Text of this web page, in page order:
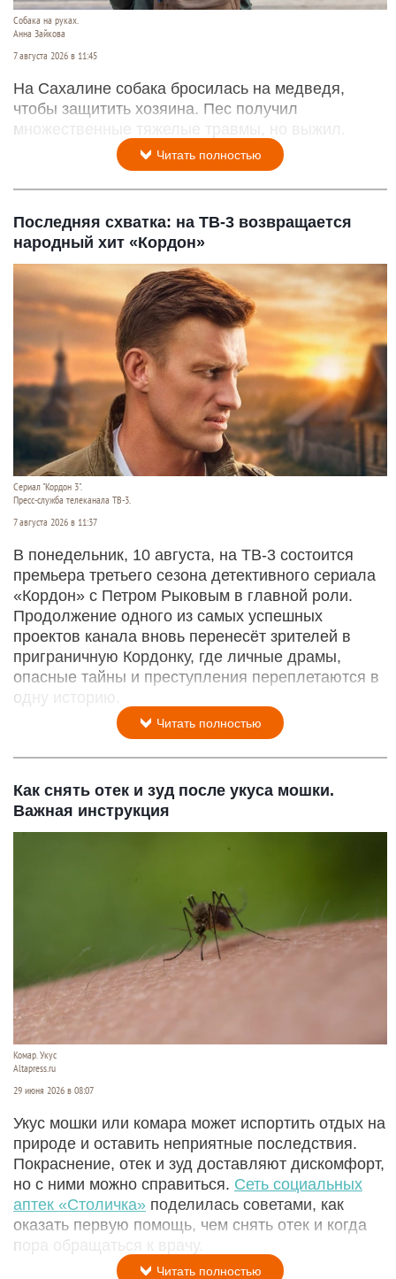
Собака на руках.
Анна Зайкова
7 августа 2026 в 11:45
На Сахалине собака бросилась на медведя,
чтобы защитить хозяина. Пес получил
множественные тяжелые травмы, но выжил.
Читать полностью
Последняя схватка: на ТВ-3 возвращается
народный хит «Кордон»
Сериал "Кордон 3".
Пресс-служба телеканала ТВ-3.
7 августа 2026 в 11:37
В понедельник, 10 августа, на ТВ-3 состоится
премьера третьего сезона детективного сериала
«Кордон» с Петром Рыковым в главной роли.
Продолжение одного из самых успешных
проектов канала вновь перенесёт зрителей в
приграничную Кордонку, где личные драмы,
опасные тайны и преступления переплетаются в
одну историю.
Читать полностью
Как снять отек и зуд после укуса мошки.
Важная инструкция
Комар. Укус
Altapress.ru
29 июня 2026 в 08:07
Укус мошки или комара может испортить отдых на
природе и оставить неприятные последствия.
Покраснение, отек и зуд доставляют дискомфорт,
но с ними можно справиться. Сеть социальных
аптек «Столичка» поделилась советами, как
оказать первую помощь, чем снять отек и когда
пора обращаться к врачу.
Читать полностью